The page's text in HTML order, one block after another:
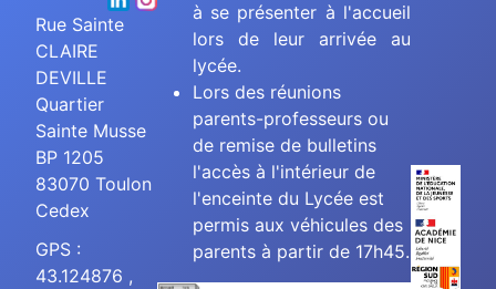
Rue Sainte
CLAIRE
DEVILLE
Quartier
Sainte Musse
BP 1205
83070 Toulon
Cedex
GPS :
43.124876 ,
à se présenter à l'accueil
lors de leur arrivée au
lycée.
Lors des réunions
parents-professeurs ou
de remise de bulletins
l'accès à l'intérieur de
l'enceinte du Lycée est
permis aux véhicules des
parents à partir de 17h45.